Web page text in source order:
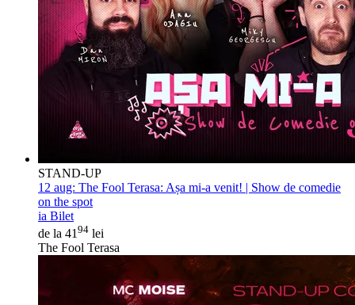
STAND-UP
12 aug: The Fool Terasa: Așa mi-a venit! | Show de comedie
on the spot
ia Bilet
de la 41 94 lei
The Fool Terasa